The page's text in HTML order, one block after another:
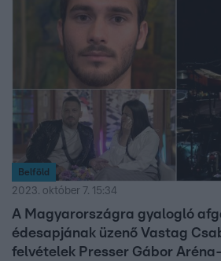
Belföld
2023. október 7. 15:34
A Magyarországra gyalogló
édesapjának üzenő Vastag
felvételek Presser Gábor